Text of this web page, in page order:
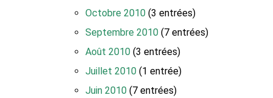
Octobre 2010 (3 entrées)
Septembre 2010 (7 entrées)
Août 2010 (3 entrées)
Juillet 2010 (1 entrée)
Juin 2010 (7 entrées)